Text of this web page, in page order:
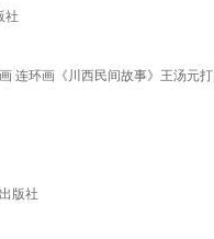
社
连环画《川西民间故事》王汤元
版社